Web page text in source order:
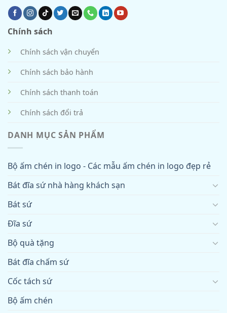
Chính sách
Chính sách vận chuyển
Chính sách bảo hành
Chính sách thanh toán
Chính sách đổi trả
DANH MỤC SẢN PHẨM
Bộ ấm chén in logo - Các mẫu ấm chén in logo đẹp rẻ
Bát đĩa sứ nhà hàng khách sạn
Bát sứ
Đĩa sứ
Bộ quà tặng
Bát đĩa chấm sứ
Cốc tách sứ
Bộ ấm chén